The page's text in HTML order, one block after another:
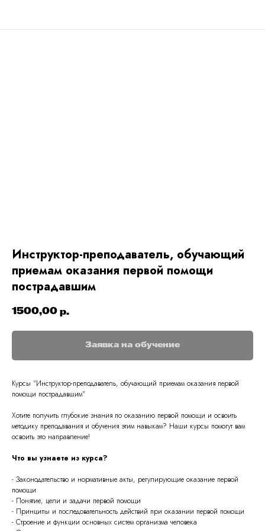
Инструктор-преподаватель, обучающий
приемам оказания первой помощи
пострадавшим
1500,00 р.
Заявка на обучение
Курсы "Инструктор-преподаватель, обучающий приемам оказания первой
помощи пострадавшим"
Хотите получить глубокие знания по оказанию первой помощи и освоить
методику преподавания и обучения этим навыкам? Наши курсы помогут вам
освоить это направление!
Что вы узнаете из курса?
- Законодательство и нормативные акты, регулирующие оказание первой
помощи
- Понятие, цели и задачи первой помощи
- Принципы и последовательность действий при оказании первой помощи
- Строение и функции основных систем организма человека